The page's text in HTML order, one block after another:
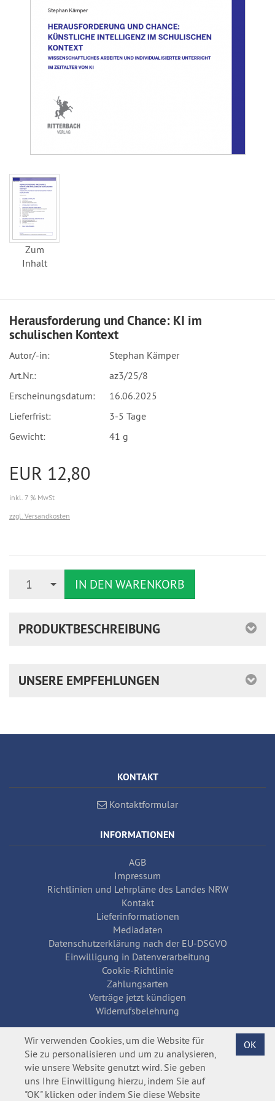
Wir verwenden Cookies, um die Website für
Sie zu personalisieren und um zu analysieren,
wie unsere Website genutzt wird. Sie geben
uns Ihre Einwilligung hierzu, indem Sie auf
"OK" klicken oder indem Sie diese Website
OK
Zum
Inhalt
Herausforderung und Chance: KI im
schulischen Kontext
Autor/-in:
Stephan Kämper
Art.Nr.:
az3/25/8
Erscheinungsdatum:
16.06.2025
Lieferfrist:
3-5 Tage
Gewicht:
41 g
EUR 12,80
inkl. 7 % MwSt
zzgl. Versandkosten
1 IN DEN WARENKORB
PRODUKTBESCHREIBUNG
UNSERE EMPFEHLUNGEN
KONTAKT
Kontaktformular
INFORMATIONEN
AGB
Impressum
Richtlinien und Lehrpläne des Landes NRW
Kontakt
Lieferinformationen
Mediadaten
Datenschutzerklärung nach der EU-DSGVO
Einwilligung in Datenverarbeitung
Cookie-Richtlinie
Zahlungsarten
Verträge jetzt kündigen
Widerrufsbelehrung